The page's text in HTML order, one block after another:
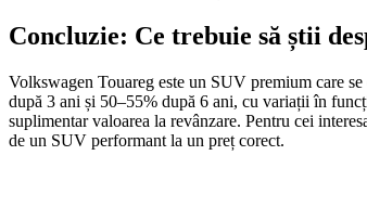
Concluzie: Ce trebuie să știi
Volkswagen Touareg este un SUV premium care
după 3 ani și 50–55% după 6 ani, cu variații în
suplimentar valoarea la revânzare. Pentru cei
de un SUV performant la un preț corect.